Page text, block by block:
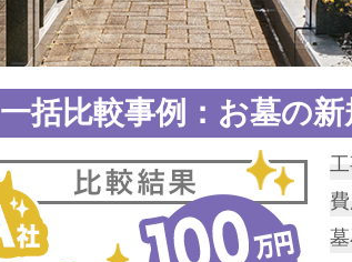
一括比較事例：お墓の
工
費